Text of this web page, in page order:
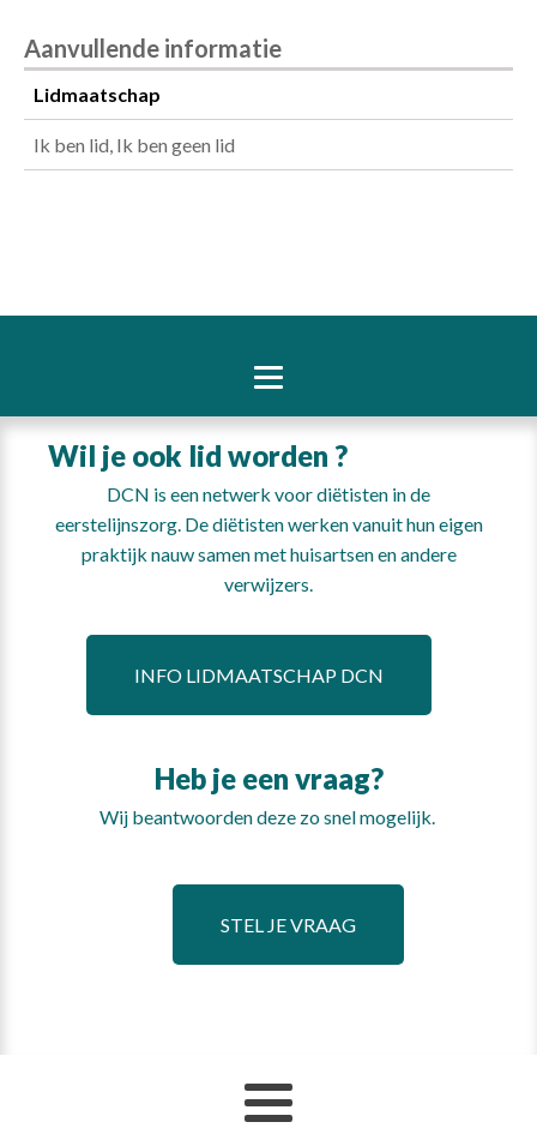
Aanvullende informatie
Lidmaatschap
Ik ben lid, Ik ben geen lid
Wil je ook lid worden ?
DCN is een netwerk voor diëtisten in de
eerstelijnszorg. De diëtisten werken vanuit hun eigen
praktijk nauw samen met huisartsen en andere
verwijzers.
INFO LIDMAATSCHAP DCN
Heb je een vraag?
Wij beantwoorden deze zo snel mogelijk.
STEL JE VRAAG